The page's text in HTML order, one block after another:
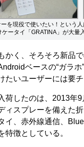
を現役で使いたい！という
ータイ「GRATINA」が大量
く、そろそろ新品
ベースの“ガラ
たいユーザーには要チ
したのは、2013年
ィスプレーを備えた
イ、赤外線通信、
特徴としている。